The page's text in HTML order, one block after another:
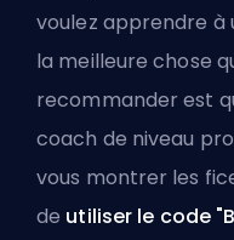
voulez apprendre à
la meilleure chose
recommander est
coach de niveau
vous montrer les
de utiliser le code